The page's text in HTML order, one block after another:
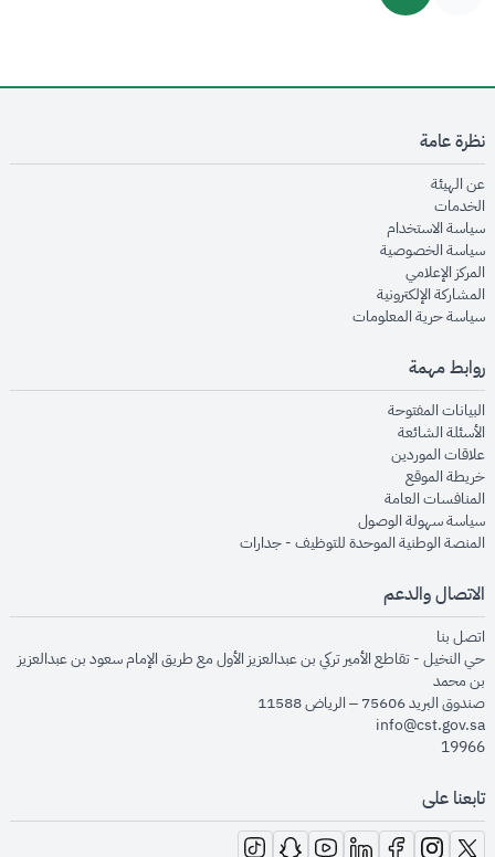
نظرة عامة
عن الهيئةopens in new window
الخدماتopens in new window
سياسة الاستخدام
سياسة الخصوصيةopens in new window
المركز الإعلاميopens in new window
المشاركة الإلكترونيةopens in new window
سياسة حرية المعلوماتopens in new window
روابط مهمة
البيانات المفتوحةopens in new window
الأسئلة الشائعةopens in new window
علاقات الموردينopens in new window
خريطة الموقعopens in new window
المنافسات العامةopens in new window
سياسة سهولة الوصولopens in new window
المنصة الوطنية الموحدة للتوظيف - جداراتopens in new window
الاتصال والدعم
اتصل بنا
حي النخيل - تقاطع الأمير تركي بن عبدالعزيز الأول مع طريق الإمام سعود بن عبدالعزيز
بن محمد
صندوق البريد 75606 – الرياض 11588
info@cst.gov.sa
19966
تابعنا على